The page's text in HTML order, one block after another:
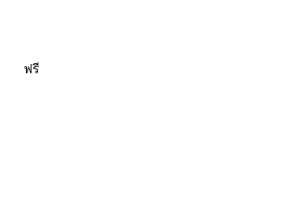
ฟรี